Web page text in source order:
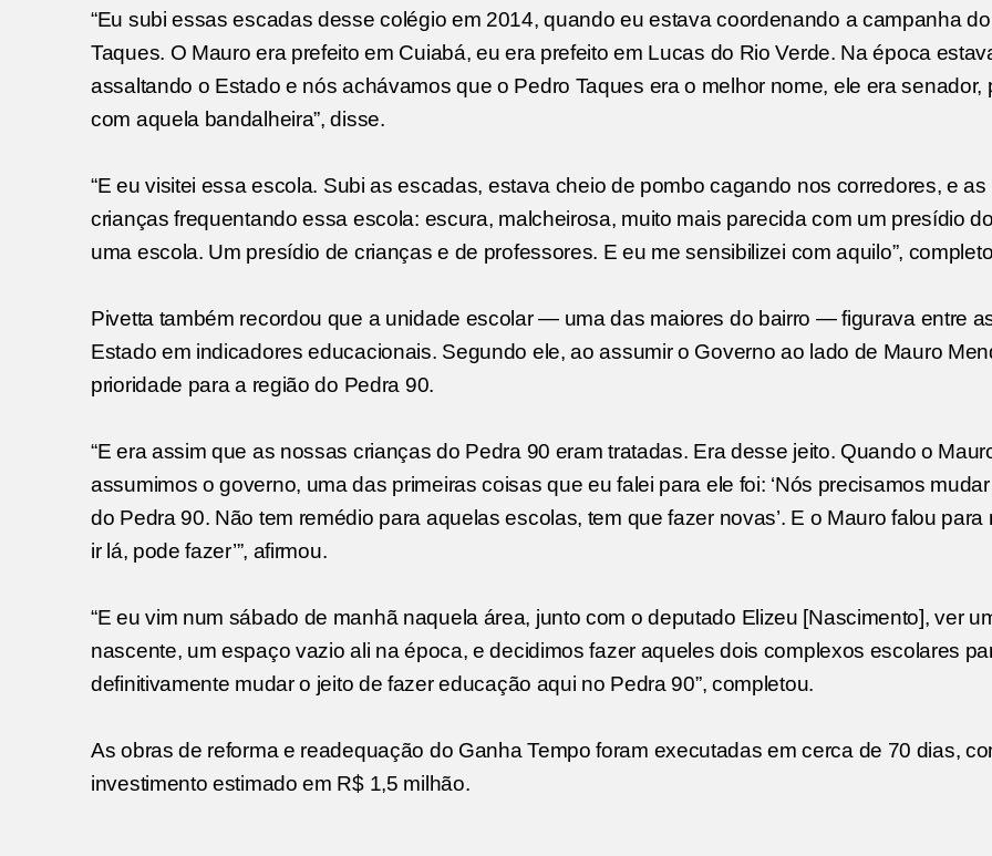
“Eu subi essas escadas desse colégio em 2014, quando eu estava coordenando a campanha
Taques. O Mauro era prefeito em Cuiabá, eu era prefeito em Lucas do Rio Verde. Na época
assaltando o Estado e nós achávamos que o Pedro Taques era o melhor nome, ele era senador,
com aquela bandalheira”, disse.
“E eu visitei essa escola. Subi as escadas, estava cheio de pombo cagando nos corredores, e
crianças frequentando essa escola: escura, malcheirosa, muito mais parecida com um presídio
uma escola. Um presídio de crianças e de professores. E eu me sensibilizei com aquilo”,
Pivetta também recordou que a unidade escolar — uma das maiores do bairro — figurava entre
Estado em indicadores educacionais. Segundo ele, ao assumir o Governo ao lado de Mauro
prioridade para a região do Pedra 90.
“E era assim que as nossas crianças do Pedra 90 eram tratadas. Era desse jeito. Quando o
assumimos o governo, uma das primeiras coisas que eu falei para ele foi: ‘Nós precisamos
do Pedra 90. Não tem remédio para aquelas escolas, tem que fazer novas’. E o Mauro falou para
ir lá, pode fazer’”, afirmou.
“E eu vim num sábado de manhã naquela área, junto com o deputado Elizeu [Nascimento], ver
nascente, um espaço vazio ali na época, e decidimos fazer aqueles dois complexos escolares
definitivamente mudar o jeito de fazer educação aqui no Pedra 90”, completou.
As obras de reforma e readequação do Ganha Tempo foram executadas em cerca de 70 dias,
investimento estimado em R$ 1,5 milhão.